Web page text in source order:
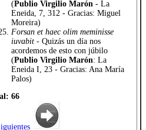
(Publio Virgilio Marón - La
Eneida, 7, 312 - Gracias: Miguel
Moreira)
Forsan et haec olim meminisse
iuvabit - Quizás un día nos
acordemos de esto con júbilo
(Publio Virgilio Marón: La
Eneida I, 23 - Gracias: Ana María
Palos)
66